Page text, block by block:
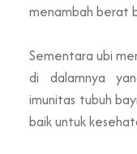
menambah berat
Sementara ubi
di dalamnya
imunitas tubuh
baik untuk